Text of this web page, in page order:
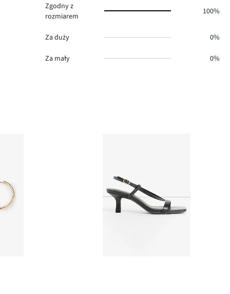
Zgodny z
rozmiarem
100%
Za duży 0%
Za mały 0%